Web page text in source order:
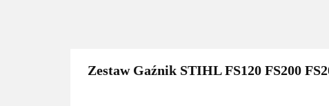
Zestaw Gaźnik STIHL FS120 FS200